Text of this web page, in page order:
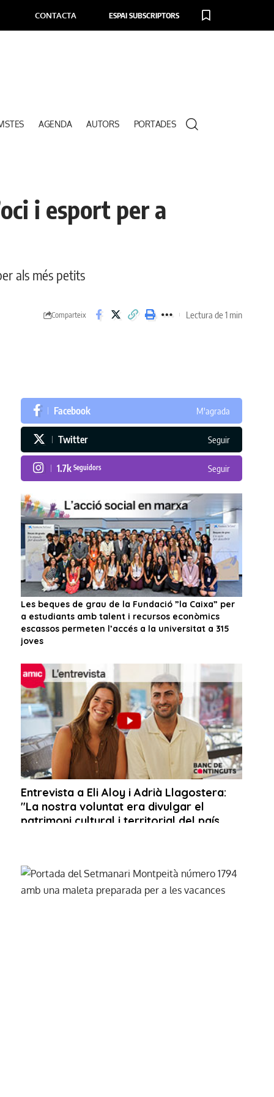
CONTACTA ESPAI SUBSCRIPTORS
AGENDA AUTORS PORTADES
i esport per a
als més petits
Comparteix Lectura de 1 min
Facebook M'agrada
Twitter Seguir
1.7k Seguidors Seguir